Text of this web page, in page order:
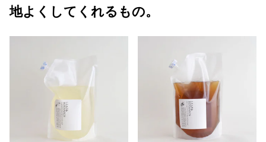
地よくしてくれるもの。